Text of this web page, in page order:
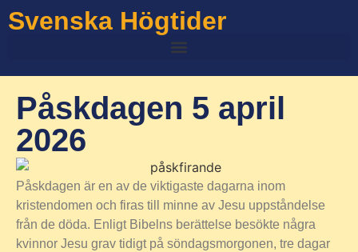
Svenska Högtider
Påskdagen 5 april
2026
Påskdagen är en av de viktigaste dagarna inom
kristendomen och firas till minne av Jesu uppståndelse
från de döda. Enligt Bibelns berättelse besökte några
kvinnor Jesu grav tidigt på söndagsmorgonen, tre dagar